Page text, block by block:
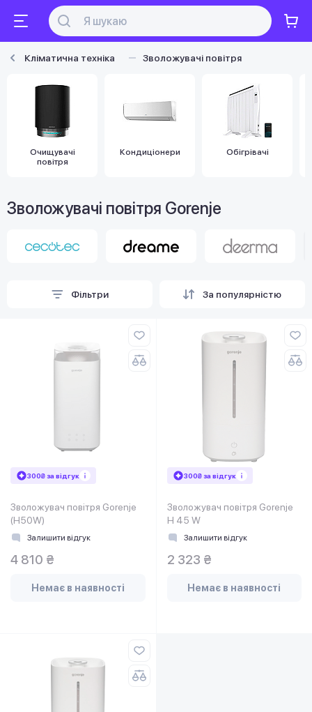
Кліматична техніка Зволожувачі повітря
Очищувачі
повітря
Кондиціонери Обігрівачі
Зволожувачі повітря Gorenje
Фільтри За популярністю
300₴ за відгук
Зволожувач повітря Gorenje
(H50W)
Залишити відгук
4 810 ₴
Немає в наявності
300₴ за відгук
Зволожувач повітря Gorenje
H 45 W
Залишити відгук
2 323 ₴
Немає в наявності